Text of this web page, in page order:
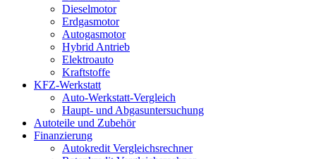
Dieselmotor
Erdgasmotor
Autogasmotor
Hybrid Antrieb
Elektroauto
Kraftstoffe
KFZ-Werkstatt
Auto-Werkstatt-Vergleich
Haupt- und Abgasuntersuchung
Autoteile und Zubehör
Finanzierung
Autokredit Vergleichsrechner